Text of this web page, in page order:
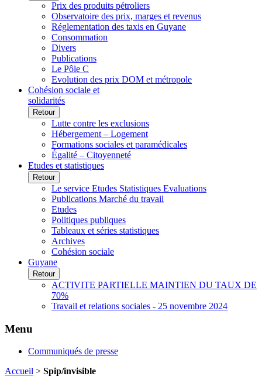
Prix des produits pétroliers
Observatoire des prix, marges et revenus
Réglementation des taxis en Guyane
Consommation
Divers
Publications
Le Pôle C
Evolution des prix DOM et métropole
Cohésion sociale et
solidarités
Retour
Lutte contre les exclusions
Hébergement – Logement
Formations sociales et paramédicales
Égalité – Citoyenneté
Etudes et statistiques
Retour
Le service Etudes Statistiques Evaluations
Publications Marché du travail
Etudes
Politiques publiques
Tableaux et séries statistiques
Archives
Cohésion sociale
Guyane
Retour
ACTIVITE PARTIELLE MAINTIEN DU TAUX DE
70%
Travail et relations sociales - 25 novembre 2024
Menu
Communiqués de presse
Accueil > Spip/invisible